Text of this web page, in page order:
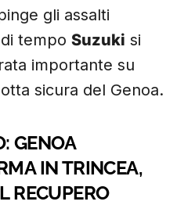
gli assalti
tempo Suzuki si
importante su
sicura del Genoa.
GENOA
IN TRINCEA,
RECUPERO